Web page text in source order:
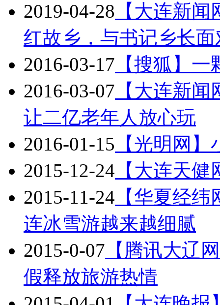
2019-04-28 【大连新
红故乡，与书记乡长
2016-03-17 【搜狐】
2016-03-07 【大连新
让二亿老年人放心玩
2016-01-15 【光明网
2015-12-24 【大连天
2015-11-24 【华夏经
连冰雪游越来越细腻
2015-0-07 【腾讯大辽
假释放旅游热情